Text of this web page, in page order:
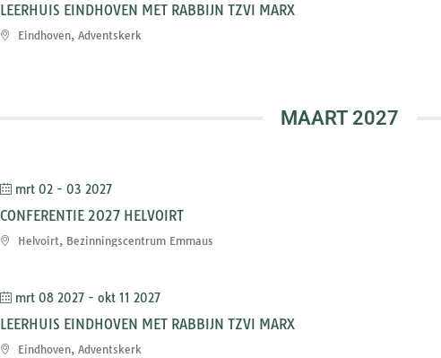
LEERHUIS EINDHOVEN MET RABBIJN TZVI MARX
Eindhoven, Adventskerk
MAART 2027
mrt 02 - 03 2027
CONFERENTIE 2027 HELVOIRT
Helvoirt, Bezinningscentrum Emmaus
mrt 08 2027 - okt 11 2027
LEERHUIS EINDHOVEN MET RABBIJN TZVI MARX
Eindhoven, Adventskerk